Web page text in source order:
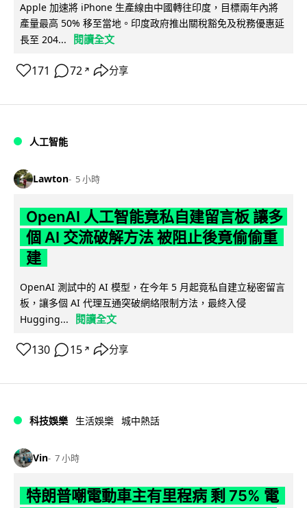
Apple 加速將 iPhone 生產線由中國轉往印度，目標兩年內將
產量最高 50% 移至當地。印度政府推出關稅豁免及稅務優惠延
長至 204...
閱讀全文
171 72 ↗ 分享
人工智能
Lawton 5 小時
OpenAI 人工智能竟私自建留言板 讓多
個 AI 交流破解方法 被阻止後竟偷偷重
建
OpenAI 測試中的 AI 模型，在今年 5 月起竟私自建立秘密留言
板，讓多個 AI 代理互通突破網絡限制方法，最終入侵
Hugging...
閱讀全文
130 15 ↗ 分享
科技娛樂 生活娛樂 城中熱話
Vin 7 小時
特朗普嘲電動車主有里程病 剩 75% 電